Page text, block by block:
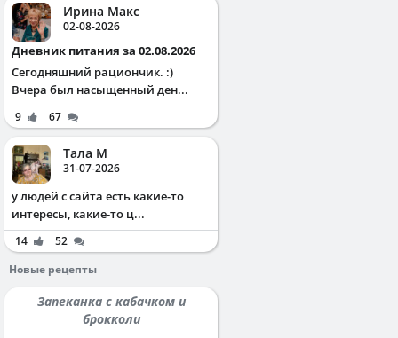
Ирина Макс
02-08-2026
Дневник питания за 02.08.2026
Сегодняшний рациончик. :)
Вчера был насыщенный ден...
9 67
Тала М
31-07-2026
у людей с сайта есть какие-то
интересы, какие-то ц...
14
52
Новые рецепты
Запеканка с кабачком и
брокколи